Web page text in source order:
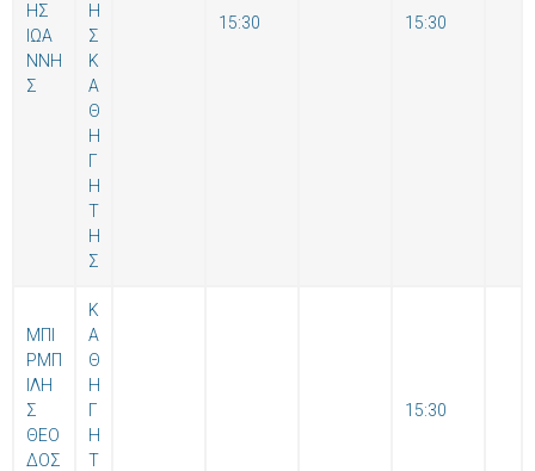
ΗΣ
ΙΩΑ
ΝΝΗ
Σ
Η
Σ
Κ
Α
Θ
Η
Γ
Η
Τ
Η
Σ
15:30 15:30
ΜΠΙ
ΡΜΠ
ΙΛΗ
Σ
ΘΕΟ
ΔΟΣ
Κ
Α
Θ
Η
Γ
Η
Τ
15:30